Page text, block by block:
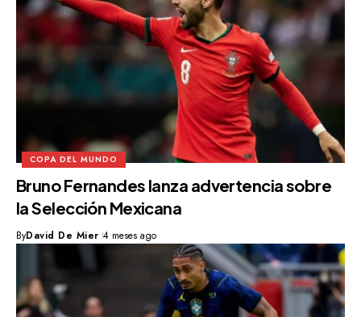
COPA DEL MUNDO
Bruno Fernandes lanza advertencia sobre
la Selección Mexicana
ByDavid De Mier 4 meses ago